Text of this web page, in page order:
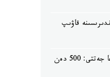
قاۋىپ
«دەلفين» تايفۋنى جاپونياعا جەتتى: 500 دەن